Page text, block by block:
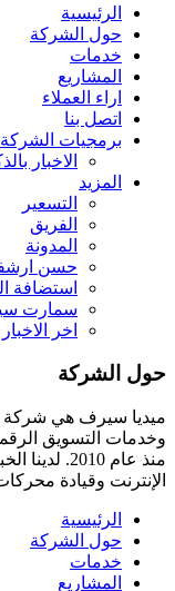
الرئيسية
حول الشركة
خدمات
المشاريع
اراء العملاء
اتصل بنا
برمجيات الشركة
الاخبار
المزيد
التسعير
الفريق
المدونة
حسن
استضافة
سمارت
اخر الاخبار
حول الشركة
ميديا ​​سيرف هي شركة
وخدمات التسويق
منذ عام
الإنترنت وقيادة
الرئيسية
حول الشركة
خدمات
المشاريع